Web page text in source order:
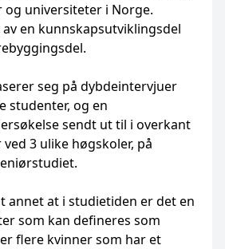
og universiteter i Norge.
en kunnskapsutviklingsdel
seg på dybdeintervjuer
studenter, og en
sendt ut til i overkant
3 ulike høgskoler, på
annet at i studietiden er det en
som kan defineres som
flere kvinner som har et